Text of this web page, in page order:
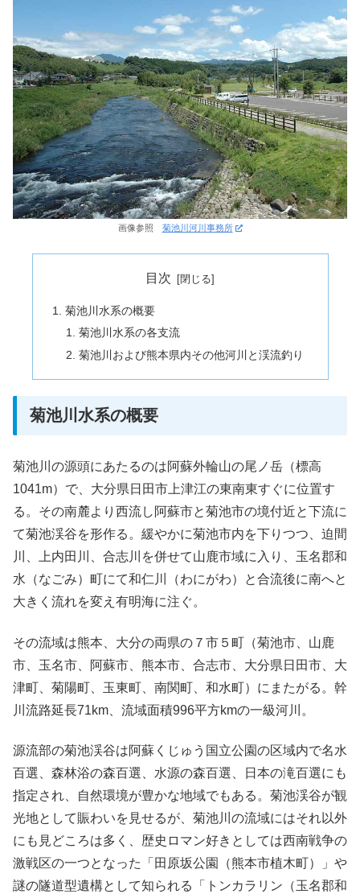
画像参照 菊池川河川事務所
目次
菊池川水系の概要
菊池川水系の各支流
菊池川および熊本県内その他河川と渓流釣り
菊池川水系の概要
菊池川の源頭にあたるのは阿蘇外輪山の尾ノ岳（標高
1041m）で、大分県日田市上津江の東南東すぐに位置す
る。その南麓より西流し阿蘇市と菊池市の境付近と下流に
て菊池渓谷を形作る。緩やかに菊池市内を下りつつ、迫間
川、上内田川、合志川を併せて山鹿市域に入り、玉名郡和
水（なごみ）町にて和仁川（わにがわ）と合流後に南へと
大きく流れを変え有明海に注ぐ。
その流域は熊本、大分の両県の７市５町（菊池市、山鹿
市、玉名市、阿蘇市、熊本市、合志市、大分県日田市、大
津町、菊陽町、玉東町、南関町、和水町）にまたがる。幹
川流路延長71km、流域面積996平方kmの一級河川。
源流部の菊池渓谷は阿蘇くじゅう国立公園の区域内で名水
百選、森林浴の森百選、水源の森百選、日本の滝百選にも
指定され、自然環境が豊かな地域でもある。菊池渓谷が観
光地として賑わいを見せるが、菊池川の流域にはそれ以外
にも見どころは多く、歴史ロマン好きとしては西南戦争の
激戦区の一つとなった「田原坂公園（熊本市植木町）」や
謎の隧道型遺構として知られる「トンカラリン（玉名郡和